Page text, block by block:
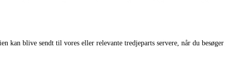
kan blive sendt til vores eller relevante tredjeparts servere, når du besøger